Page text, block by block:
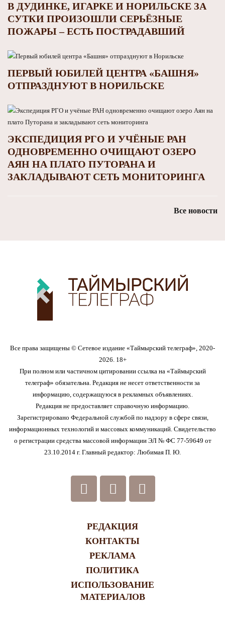
В ДУДИНКЕ, ИГАРКЕ И НОРИЛЬСКЕ ЗА
СУТКИ ПРОИЗОШЛИ СЕРЬЁЗНЫЕ
ПОЖАРЫ – ЕСТЬ ПОСТРАДАВШИЙ
ПЕРВЫЙ ЮБИЛЕЙ ЦЕНТРА «БАШНЯ»
ОТПРАЗДНУЮТ В НОРИЛЬСКЕ
ЭКСПЕДИЦИЯ РГО И УЧЁНЫЕ РАН
ОДНОВРЕМЕННО ОЧИЩАЮТ ОЗЕРО
АЯН НА ПЛАТО ПУТОРАНА И
ЗАКЛАДЫВАЮТ СЕТЬ МОНИТОРИНГА
Все новости
Все права защищены © Сетевое издание «Таймырский телеграф», 2020-
2026. 18+
При полном или частичном цитировании ссылка на «Таймырский
телеграф» обязательна. Редакция не несет ответственности за
информацию, содержащуюся в рекламных объявлениях.
Редакция не предоставляет справочную информацию.
Зарегистрировано Федеральной службой по надзору в сфере связи,
информационных технологий и массовых коммуникаций. Свидетельство
о регистрации средства массовой информации ЭЛ № ФС 77-59649 от
23.10.2014 г. Главный редактор: Любимая П. Ю.
РЕДАКЦИЯ
КОНТАКТЫ
РЕКЛАМА
ПОЛИТИКА
ИСПОЛЬЗОВАНИЕ
МАТЕРИАЛОВ